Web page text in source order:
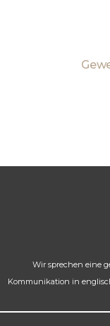
Wir sprechen eine
Kommunikation in